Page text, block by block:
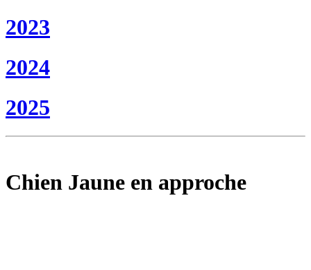
2023
2024
2025
Chien Jaune en approche